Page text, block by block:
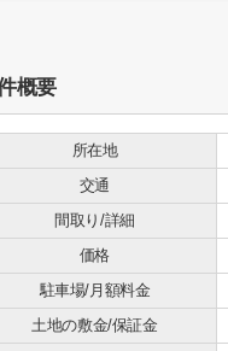
概要
所在地
交通
間取り/詳細
価格
駐車場/月額料金
土地の敷金/保証金